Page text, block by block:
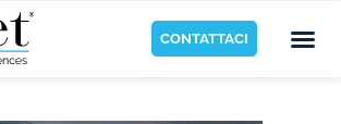
CONTATTACI